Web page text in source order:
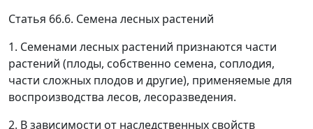
Статья 66.6. Семена лесных растений
1. Семенами лесных растений признаются части
растений (плоды, собственно семена, соплодия,
части сложных плодов и другие), применяемые для
воспроизводства лесов, лесоразведения.
2. В зависимости от наследственных свойств